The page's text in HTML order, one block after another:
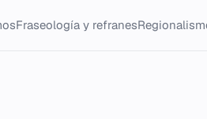
Fraseología y refranes